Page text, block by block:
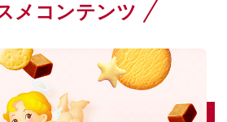
メコンテンツ